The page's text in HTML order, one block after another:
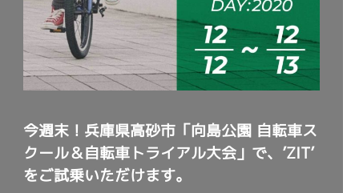
今週末！兵庫県高砂市「向島公園 自転車ス
クール＆自転車トライアル大会」で、’ZIT’
をご試乗いただけます。